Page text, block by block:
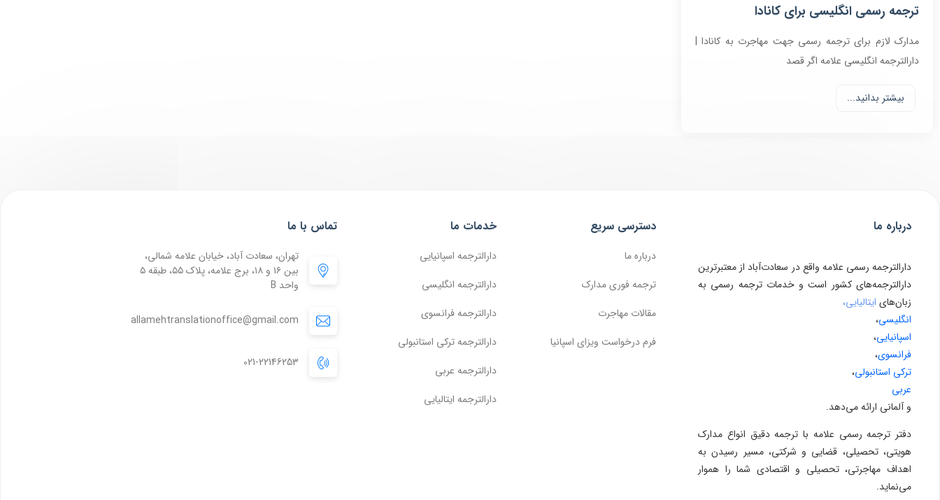
ترجمه رسمی انگلیسی برای کانادا
مدارک لازم برای ترجمه رسمی جهت مهاجرت به کانادا |
دارالترجمه انگلیسی علامه اگر قصد
بیشتر بدانید...
درباره ما
دارالترجمه رسمی علامه واقع در سعادت‌آباد از معتبرترین
دارالترجمه‌های کشور است و خدمات ترجمه رسمی به
زبان‌های ایتالیایی،
انگلیسی،
اسپانیایی،
فرانسوی،
ترکی استانبولی،
عربی
و آلمانی ارائه می‌دهد.
دفتر ترجمه رسمی علامه با ترجمه دقیق انواع مدارک
هویتی، تحصیلی، قضایی و شرکتی، مسیر رسیدن به
اهداف مهاجرتی، تحصیلی و اقتصادی شما را هموار
می‌نماید.
دسترسی سریع
درباره ما
ترجمه فوری مدارک
مقالات مهاجرت
فرم درخواست ویزای اسپانیا
خدمات ما
دارالترجمه اسپانیایی
دارالترجمه انگلیسی
دارالترجمه فرانسوی
دارالترجمه ترکی استانبولی
دارالترجمه عربی
دارالترجمه ایتالیایی
تماس با ما
تهران، سعادت آباد، خیابان علامه شمالی،
بین ۱۶ و ۱۸، برج علامه، پلاک ۵۵، طبقه ۵
واحد B
allamehtranslationoffice@gmail.com
021-22146253